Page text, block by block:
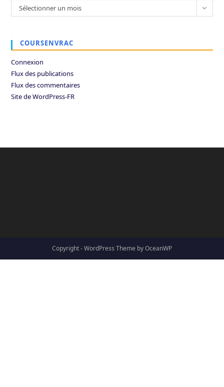
Archives
Sélectionner un mois
COURSENVRAC
Connexion
Flux des publications
Flux des commentaires
Site de WordPress-FR
Copyright - WordPress Theme by OceanWP